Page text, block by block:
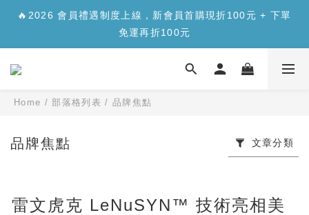
✨【新品上市】合生元樂醣版您的每日「正餐應援」，讓您
安心面對精緻澱糖>>>
🔥2026 會員禮遇制度上線，新會員首購現折100元 + 下單
免運再折100元
✨【新品上市】合生元樂醣版您的每日「正餐應援」，讓您
Home /部落格列表 /品牌焦點
品牌焦點 文章分類
雷文虎克 LeNuSYN™ 技術亮相美